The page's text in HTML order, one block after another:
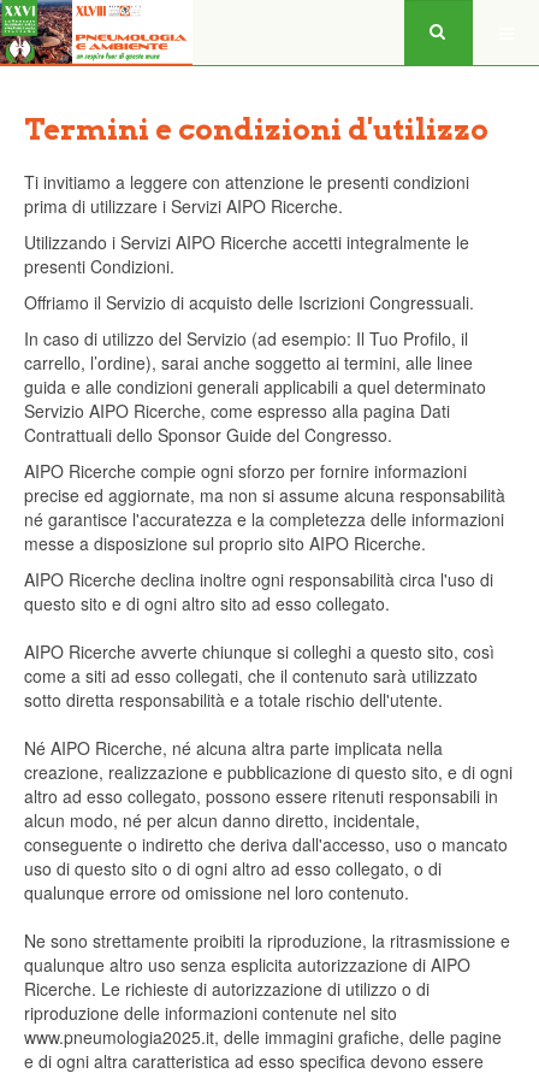
Termini e condizioni d'utilizzo
Ti invitiamo a leggere con attenzione le presenti condizioni
prima di utilizzare i Servizi AIPO Ricerche.
Utilizzando i Servizi AIPO Ricerche accetti integralmente le
presenti Condizioni.
Offriamo il Servizio di acquisto delle Iscrizioni Congressuali.
In caso di utilizzo del Servizio (ad esempio: Il Tuo Profilo, il
carrello, l’ordine), sarai anche soggetto ai termini, alle linee
guida e alle condizioni generali applicabili a quel determinato
Servizio AIPO Ricerche, come espresso alla pagina Dati
Contrattuali dello Sponsor Guide del Congresso.
AIPO Ricerche compie ogni sforzo per fornire informazioni
precise ed aggiornate, ma non si assume alcuna responsabilità
né garantisce l'accuratezza e la completezza delle informazioni
messe a disposizione sul proprio sito AIPO Ricerche.
AIPO Ricerche declina inoltre ogni responsabilità circa l'uso di
questo sito e di ogni altro sito ad esso collegato.
AIPO Ricerche avverte chiunque si colleghi a questo sito, così
come a siti ad esso collegati, che il contenuto sarà utilizzato
sotto diretta responsabilità e a totale rischio dell'utente.
Né AIPO Ricerche, né alcuna altra parte implicata nella
creazione, realizzazione e pubblicazione di questo sito, e di ogni
altro ad esso collegato, possono essere ritenuti responsabili in
alcun modo, né per alcun danno diretto, incidentale,
conseguente o indiretto che deriva dall'accesso, uso o mancato
uso di questo sito o di ogni altro ad esso collegato, o di
qualunque errore od omissione nel loro contenuto.
Ne sono strettamente proibiti la riproduzione, la ritrasmissione e
qualunque altro uso senza esplicita autorizzazione di AIPO
Ricerche. Le richieste di autorizzazione di utilizzo o di
riproduzione delle informazioni contenute nel sito
www.pneumologia2025.it, delle immagini grafiche, delle pagine
e di ogni altra caratteristica ad esso specifica devono essere